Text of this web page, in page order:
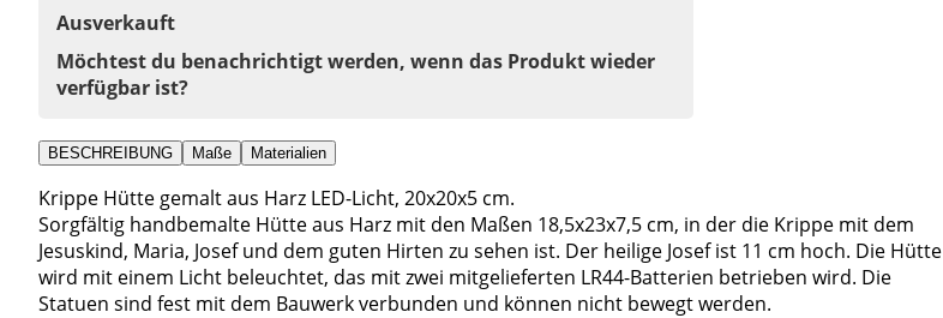
Ausverkauft
Möchtest du benachrichtigt werden, wenn das Produkt wieder
verfügbar ist?
BESCHREIBUNG Maße Materialien
Krippe Hütte gemalt aus Harz LED-Licht, 20x20x5 cm.
Sorgfältig handbemalte Hütte aus Harz mit den Maßen 18,5x23x7,5 cm, in der die Krippe mit dem
Jesuskind, Maria, Josef und dem guten Hirten zu sehen ist. Der heilige Josef ist 11 cm hoch. Die Hütte
wird mit einem Licht beleuchtet, das mit zwei mitgelieferten LR44-Batterien betrieben wird. Die
Statuen sind fest mit dem Bauwerk verbunden und können nicht bewegt werden.